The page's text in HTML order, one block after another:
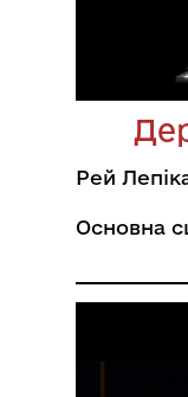
Рей
Основна